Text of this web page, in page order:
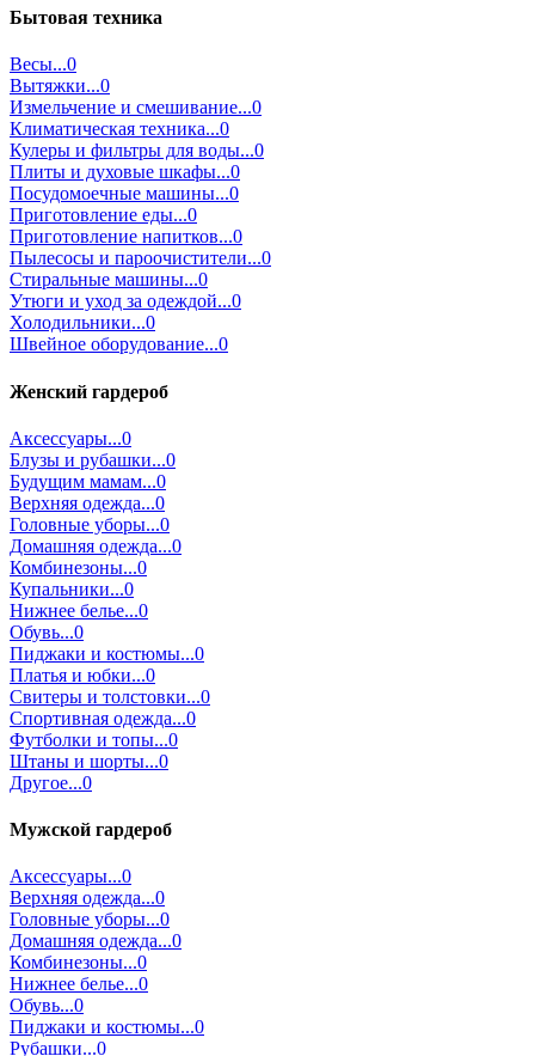
Бытовая техника
Весы...0
Вытяжки...0
Измельчение и смешивание...0
Климатическая техника...0
Кулеры и фильтры для воды...0
Плиты и духовые шкафы...0
Посудомоечные машины...0
Приготовление еды...0
Приготовление напитков...0
Пылесосы и пароочистители...0
Стиральные машины...0
Утюги и уход за одеждой...0
Холодильники...0
Швейное оборудование...0
Женский гардероб
Аксессуары...0
Блузы и рубашки...0
Будущим мамам...0
Верхняя одежда...0
Головные уборы...0
Домашняя одежда...0
Комбинезоны...0
Купальники...0
Нижнее белье...0
Обувь...0
Пиджаки и костюмы...0
Платья и юбки...0
Свитеры и толстовки...0
Спортивная одежда...0
Футболки и топы...0
Штаны и шорты...0
Другое...0
Мужской гардероб
Аксессуары...0
Верхняя одежда...0
Головные уборы...0
Домашняя одежда...0
Комбинезоны...0
Нижнее белье...0
Обувь...0
Пиджаки и костюмы...0
Рубашки...0